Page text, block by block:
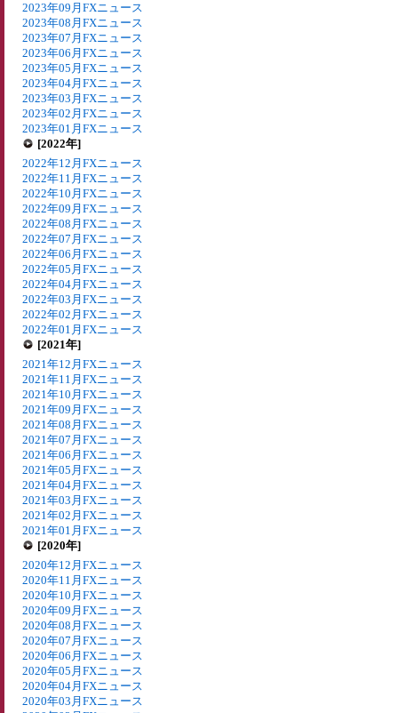
2023年09月FXニュース
2023年08月FXニュース
2023年07月FXニュース
2023年06月FXニュース
2023年05月FXニュース
2023年04月FXニュース
2023年03月FXニュース
2023年02月FXニュース
2023年01月FXニュース
[2022年]
2022年12月FXニュース
2022年11月FXニュース
2022年10月FXニュース
2022年09月FXニュース
2022年08月FXニュース
2022年07月FXニュース
2022年06月FXニュース
2022年05月FXニュース
2022年04月FXニュース
2022年03月FXニュース
2022年02月FXニュース
2022年01月FXニュース
[2021年]
2021年12月FXニュース
2021年11月FXニュース
2021年10月FXニュース
2021年09月FXニュース
2021年08月FXニュース
2021年07月FXニュース
2021年06月FXニュース
2021年05月FXニュース
2021年04月FXニュース
2021年03月FXニュース
2021年02月FXニュース
2021年01月FXニュース
[2020年]
2020年12月FXニュース
2020年11月FXニュース
2020年10月FXニュース
2020年09月FXニュース
2020年08月FXニュース
2020年07月FXニュース
2020年06月FXニュース
2020年05月FXニュース
2020年04月FXニュース
2020年03月FXニュース